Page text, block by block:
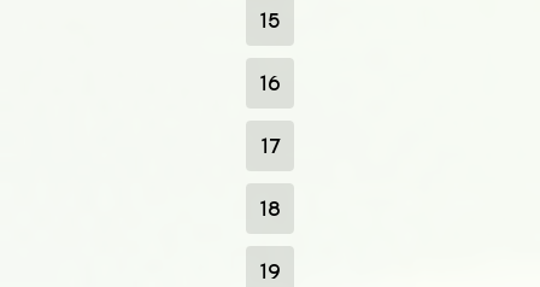
15
16
17
18
19